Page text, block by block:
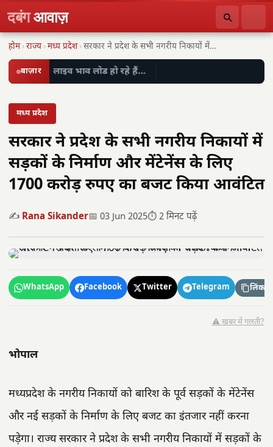
दबंगआवाज़
होम ›राज्य ›मध्य प्रदेश ›सरकार ने प्रदेश के सभी नगरीय निकायों में…
बाज़ार लाइव भाव लोड हो रहे हैं…
मध्य प्रदेश
सरकार ने प्रदेश के सभी नगरीय निकायों में
सड़कों के निर्माण और मेंटेनेंस के लिए
1700 करोड़ रुपए का बजट किया आवंटित
✍️ Rana Sikander📅 03 Jun 2025⏱️ 2 मिनट पढ़ें
WhatsApp Facebook Twitter Telegram लिंक
⚠️ खबर में गलती?
भोपाल
मध्यप्रदेश के नगरीय निकायों को बारिश के पूर्व सड़कों के मेंटेनेंस
और नई सड़कों के निर्माण के लिए बजट का इंतजार नहीं करना
पड़ेगा। राज्य सरकार ने प्रदेश के सभी नगरीय निकायों में सड़कों के